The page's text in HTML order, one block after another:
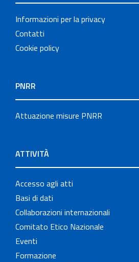
Informazioni per la privacy
Contatti
Cookie policy
PNRR
Attuazione misure PNRR
ATTIVITÀ
Accesso agli atti
Basi di dati
Collaborazioni internazionali
Comitato Etico Nazionale
Eventi
Formazione